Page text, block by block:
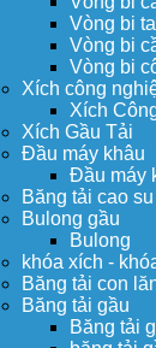
Vòng bi
Vòng bi
Vòng bi
Xích công
Xích
Xích Gầu Tải
Đầu máy khâu
Đầu máy
Băng tải cao su
Bulong gầu
Bulong
khóa xích -
Băng tải con
Băng tải gầu
Băng tải